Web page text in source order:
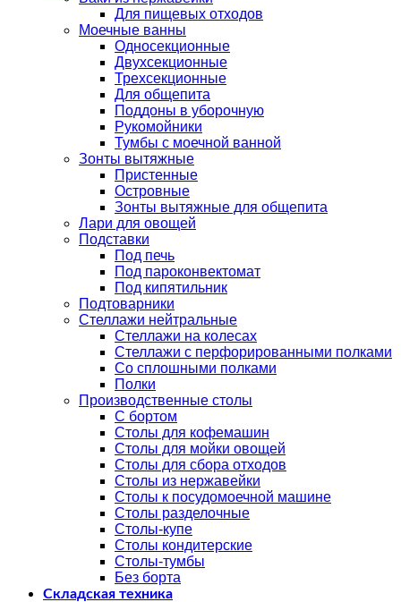
Для пищевых отходов
Моечные ванны
Односекционные
Двухсекционные
Трехсекционные
Для общепита
Поддоны в уборочную
Рукомойники
Тумбы с моечной ванной
Зонты вытяжные
Пристенные
Островные
Зонты вытяжные для общепита
Лари для овощей
Подставки
Под печь
Под пароконвектомат
Под кипятильник
Подтоварники
Стеллажи нейтральные
Стеллажи на колесах
Стеллажи с перфорированными полками
Со сплошными полками
Полки
Производственные столы
С бортом
Столы для кофемашин
Столы для мойки овощей
Столы для сбора отходов
Столы из нержавейки
Столы к посудомоечной машине
Столы разделочные
Столы-купе
Столы кондитерские
Столы-тумбы
Без борта
Складская техника